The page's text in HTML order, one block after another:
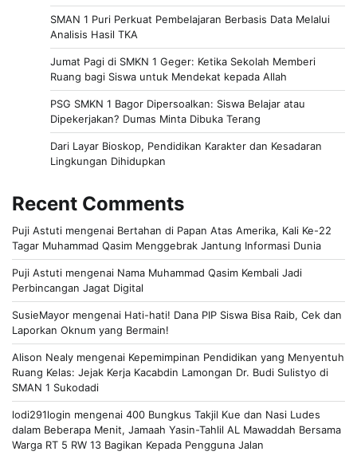
SMAN 1 Puri Perkuat Pembelajaran Berbasis Data Melalui
Analisis Hasil TKA
Jumat Pagi di SMKN 1 Geger: Ketika Sekolah Memberi
Ruang bagi Siswa untuk Mendekat kepada Allah
PSG SMKN 1 Bagor Dipersoalkan: Siswa Belajar atau
Dipekerjakan? Dumas Minta Dibuka Terang
Dari Layar Bioskop, Pendidikan Karakter dan Kesadaran
Lingkungan Dihidupkan
Recent Comments
Puji Astuti mengenai Bertahan di Papan Atas Amerika, Kali Ke-22
Tagar Muhammad Qasim Menggebrak Jantung Informasi Dunia
Puji Astuti mengenai Nama Muhammad Qasim Kembali Jadi
Perbincangan Jagat Digital
SusieMayor mengenai Hati-hati! Dana PIP Siswa Bisa Raib, Cek dan
Laporkan Oknum yang Bermain!
Alison Nealy mengenai Kepemimpinan Pendidikan yang Menyentuh
Ruang Kelas: Jejak Kerja Kacabdin Lamongan Dr. Budi Sulistyo di
SMAN 1 Sukodadi
lodi291login mengenai 400 Bungkus Takjil Kue dan Nasi Ludes
dalam Beberapa Menit, Jamaah Yasin-Tahlil AL Mawaddah Bersama
Warga RT 5 RW 13 Bagikan Kepada Pengguna Jalan